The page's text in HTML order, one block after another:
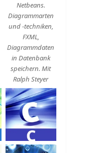
Netbeans.
Diagrammarten
und -techniken,
FXML,
Diagrammdaten
in Datenbank
speichern. Mit
Ralph Steyer